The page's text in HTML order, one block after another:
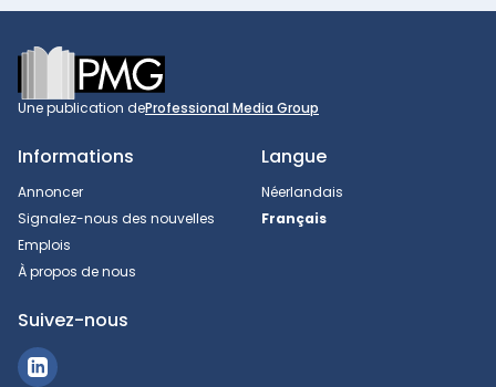
Footer
Une publication deProfessional Media Group
Informations
Annoncer
Signalez-nous des nouvelles
Emplois
À propos de nous
Langue
Néerlandais
Français
Suivez-nous